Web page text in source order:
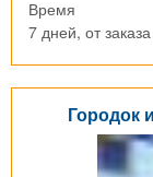
Время
7 дней, от
Городок